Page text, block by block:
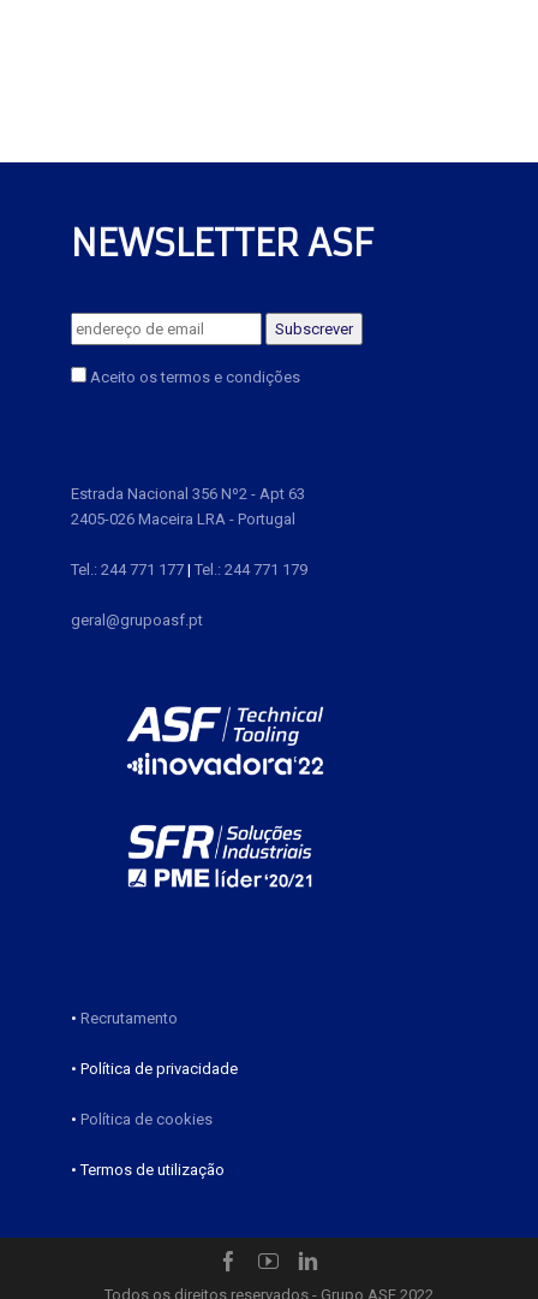
NEWSLETTER ASF
Aceito os termos e condições
Estrada Nacional 356 Nº2 - Apt 63
2405-026 Maceira LRA - Portugal
Tel.: 244 771 177| Tel.: 244 771 179
geral@grupoasf.pt
• Recrutamento
• Política de privacidade
• Política de cookies
• Termos de utilização
Todos os direitos reservados - Grupo ASF 2022